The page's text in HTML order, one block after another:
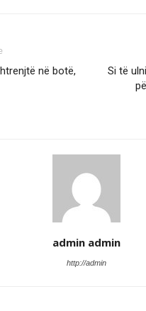
në botë,
Si të
admin admin
http://admin